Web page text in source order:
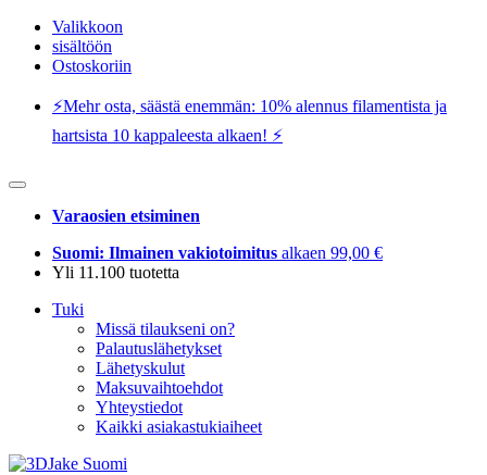
Valikkoon
sisältöön
Ostoskoriin
⚡️Mehr osta, säästä enemmän: 10% alennus filamentista ja
hartsista 10 kappaleesta alkaen! ⚡️
Varaosien etsiminen
Suomi: Ilmainen vakiotoimitus alkaen 99,00 €
Yli 11.100 tuotetta
Tuki
Missä tilaukseni on?
Palautuslähetykset
Lähetyskulut
Maksuvaihtoehdot
Yhteystiedot
Kaikki asiakastukiaiheet